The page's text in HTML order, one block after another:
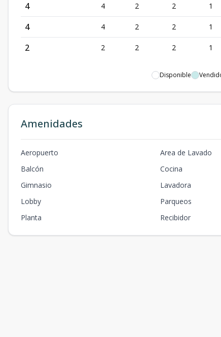
4 4 2 2 1
4 4 2 2 1
2 2 2 2 1
Disponible
Amenidades
Aeropuerto Area de Lavado
Balcón
Cocina
Gimnasio
Lavadora
Lobby
Parqueos
Planta
Recibidor